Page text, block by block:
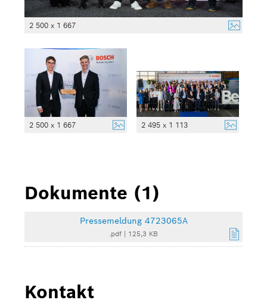
2 500 x 1 667
2 500 x 1 667 2 495 x 1 113
Dokumente (1)
Pressemeldung 4723065A
.pdf | 125,3 KB
Kontakt